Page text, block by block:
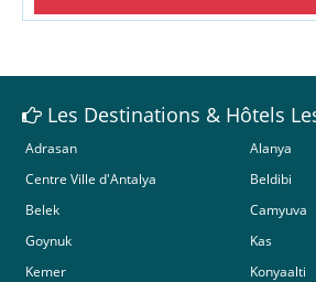
Les Destinations & Hôtels
Adrasan
Alanya
Centre Ville d'Antalya
Beldibi
Belek
Camyuva
Goynuk
Kas
Kemer
Konyaalti